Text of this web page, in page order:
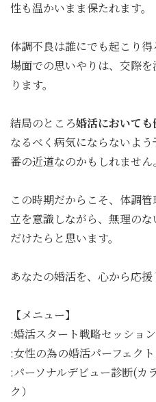
性も温かいまま保たれます。
体調不良は誰にでも起こり
場面での思いやりは、交際
ります。
結局のところ婚活においても
なるべく病気にならないよ
番の近道なのかもしれません。
この時期だからこそ、体調
立を意識しながら、無理の
だけたらと思います。
あなたの婚活を、心から応援
【メニュー】
:婚活スタート戦略セッション
:女性の為の婚活パーフェク
:パーソナルデビュー診断(カ
ク）